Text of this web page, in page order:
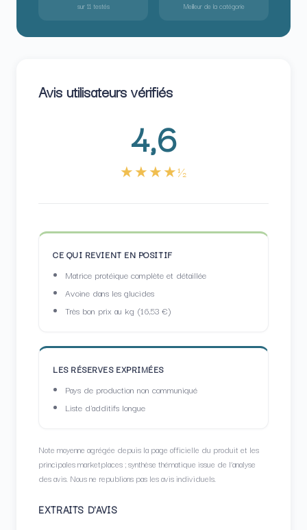
sur 11 testés Meilleur de la catégorie
Avis utilisateurs vérifiés
4,6
★★★★½
CE QUI REVIENT EN POSITIF
Matrice protéique complète et détaillée
Avoine dans les glucides
Très bon prix au kg (16,53 €)
LES RÉSERVES EXPRIMÉES
Pays de production non communiqué
Liste d'additifs longue
Note moyenne agrégée depuis la page officielle du produit et les
principales marketplaces ; synthèse thématique issue de l’analyse
des avis. Nous ne republions pas les avis individuels.
EXTRAITS D'AVIS